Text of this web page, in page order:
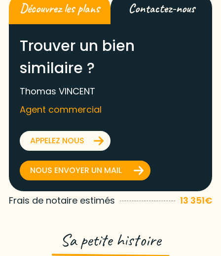
Découvrez les plans Contactez-nous
Trouver un bien
similaire ?
Thomas VINCENT
Agent commercial
APPELEZ NOUS
NOUS ENVOYER UN MAIL
Frais de notaire estimés 13 351€
Sa petite histoire